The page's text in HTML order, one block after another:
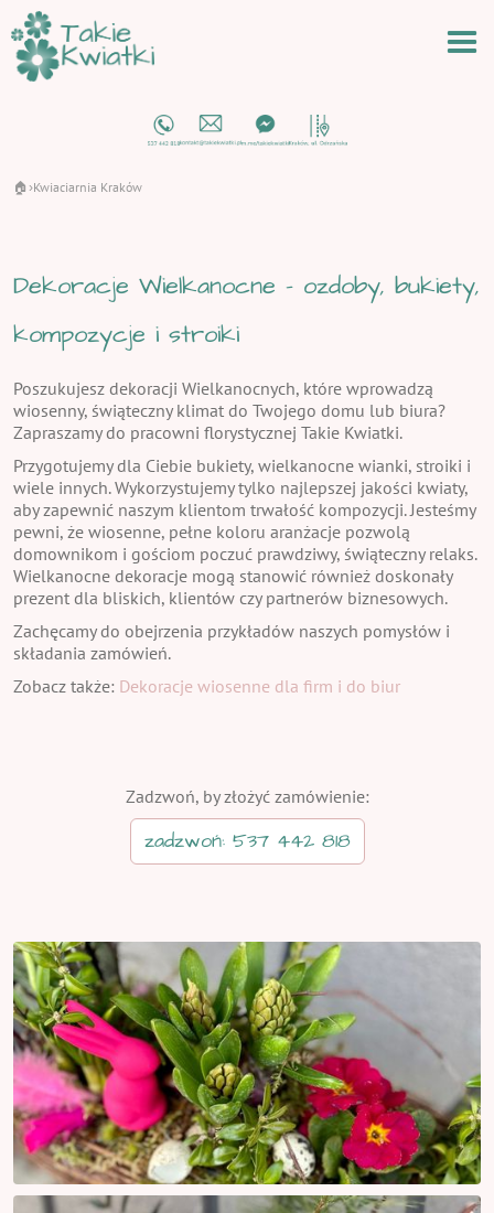
🏠 ›Kwiaciarnia Kraków
Dekoracje Wielkanocne - ozdoby, bukiety,
kompozycje i stroiki
Poszukujesz dekoracji Wielkanocnych, które wprowadzą
wiosenny, świąteczny klimat do Twojego domu lub biura?
Zapraszamy do pracowni florystycznej Takie Kwiatki.
Przygotujemy dla Ciebie bukiety, wielkanocne wianki, stroiki i
wiele innych. Wykorzystujemy tylko najlepszej jakości kwiaty,
aby zapewnić naszym klientom trwałość kompozycji. Jesteśmy
pewni, że wiosenne, pełne koloru aranżacje pozwolą
domownikom i gościom poczuć prawdziwy, świąteczny relaks.
Wielkanocne dekoracje mogą stanowić również doskonały
prezent dla bliskich, klientów czy partnerów biznesowych.
Zachęcamy do obejrzenia przykładów naszych pomysłów i
składania zamówień.
Zobacz także: Dekoracje wiosenne dla firm i do biur
Zadzwoń, by złożyć zamówienie:
zadzwoń: 537 442 818